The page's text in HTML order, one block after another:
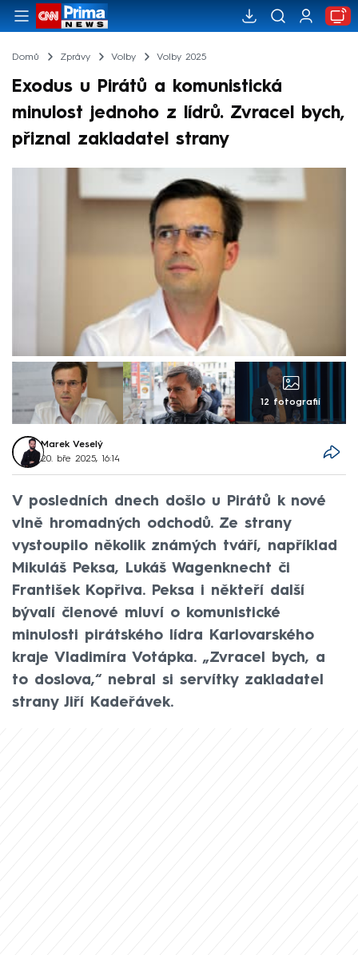
Domů Zprávy Volby Volby 2025
Exodus u Pirátů a komunistická
minulost jednoho z lídrů. Zvracel bych,
přiznal zakladatel strany
12 fotografií
Marek Veselý
20. bře 2025, 16:14
V posledních dnech došlo u Pirátů k nové
vlně hromadných odchodů. Ze strany
vystoupilo několik známých tváří, například
Mikuláš Peksa, Lukáš Wagenknecht či
František Kopřiva. Peksa i někteří další
bývalí členové mluví o komunistické
minulosti pirátského lídra Karlovarského
kraje Vladimíra Votápka. „Zvracel bych, a
to doslova,“ nebral si servítky zakladatel
strany Jiří Kadeřávek.